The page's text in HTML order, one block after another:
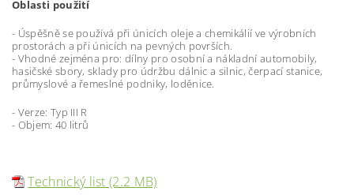
Oblasti použití
- Úspěšně se používá při únicích oleje a chemikálií ve výrobních
prostorách a při únicích na pevných površích.
- Vhodné zejména pro: dílny pro osobní a nákladní automobily,
hasičské sbory, sklady pro údržbu dálnic a silnic, čerpací stanice,
průmyslové a řemeslné podniky, loděnice.
- Verze: Typ III R
- Objem: 40 litrů
Technický list (2.2 MB)